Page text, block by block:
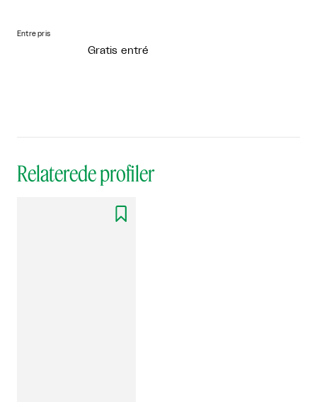
Entre pris
Gratis entré
Relaterede profiler
